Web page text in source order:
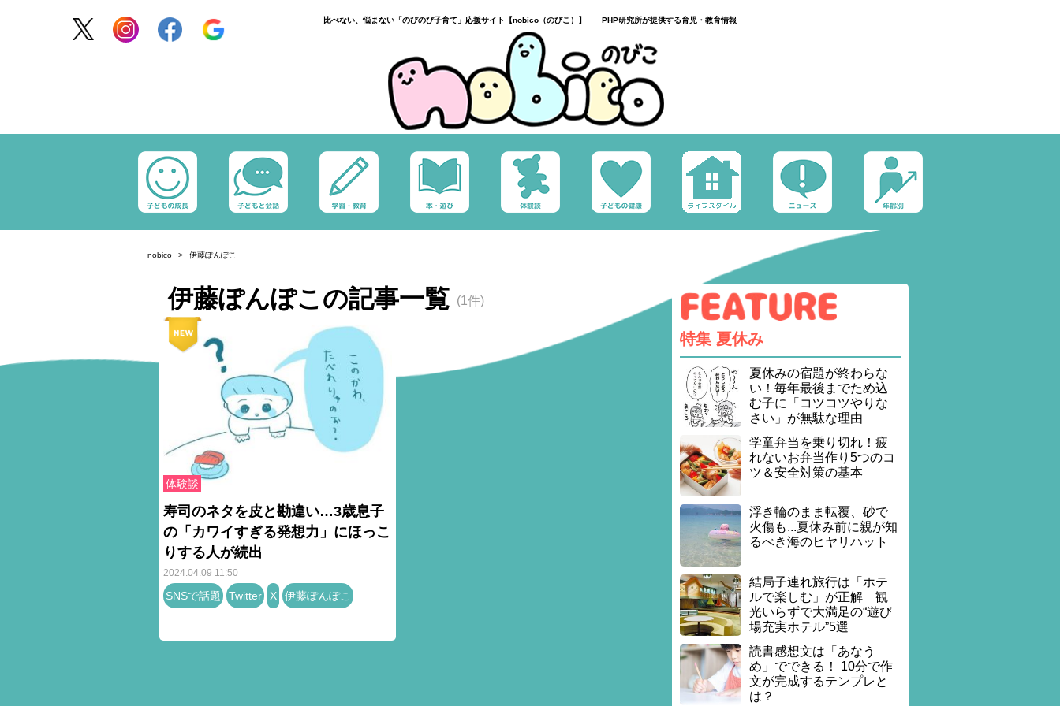
比べない、悩まない「のびのび子育て」応援サイト【nobico（のびこ）】 PHP研究所が提供する育児・教育情報
nobico 伊藤ぽんぽこ
伊藤ぽんぽこの記事一覧 (1件)
体験談
寿司のネタを皮と勘違い…3歳息子
の「カワイすぎる発想力」にほっこ
りする人が続出
2024.04.09 11:50
SNSで話題 Twitter X 伊藤ぽんぽこ
特集 夏休み
夏休みの宿題が終わらな
い！毎年最後までため込
む子に「コツコツやりな
さい」が無駄な理由
学童弁当を乗り切れ！疲
れないお弁当作り5つのコ
ツ＆安全対策の基本
浮き輪のまま転覆、砂で
火傷も...夏休み前に親が知
るべき海のヒヤリハット
結局子連れ旅行は「ホテ
ルで楽しむ」が正解 観
光いらずで大満足の“遊び
場充実ホテル”5選
読書感想文は「あなう
め」でできる！ 10分で作
文が完成するテンプレと
は？